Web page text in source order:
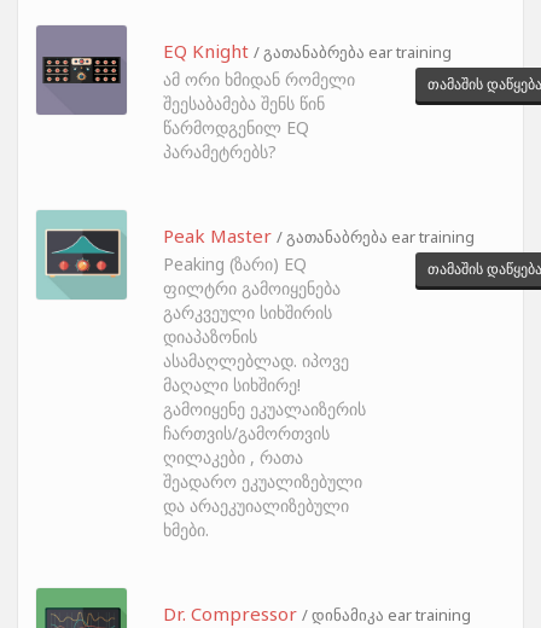
EQ Knight / გათანაბრება ear training
ამ ორი ხმიდან რომელი
შეესაბამება შენს წინ
წარმოდგენილ EQ
პარამეტრებს?
თამაშის დაწყება
Peak Master / გათანაბრება ear training
Peaking (ზარი) EQ
ფილტრი გამოიყენება
გარკვეული სიხშირის
დიაპაზონის
ასამაღლებლად. იპოვე
მაღალი სიხშირე!
გამოიყენე ეკუალაიზერის
ჩართვის/გამორთვის
ღილაკები , რათა
შეადარო ეკუალიზებული
და არაეკუიალიზებული
ხმები.
თამაშის დაწყება
Dr. Compressor / დინამიკა ear training